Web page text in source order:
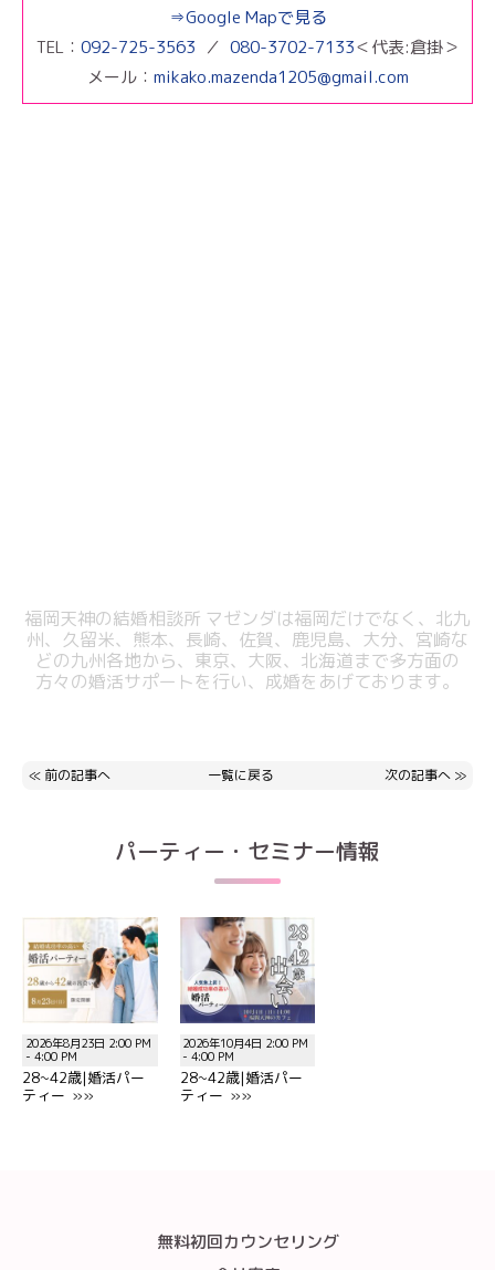
⇒Google Mapで見る
TEL： 092-725-3563 ／ 080-3702-7133＜代表:倉掛＞
メール： mikako.mazenda1205@gmail.com
福岡天神の結婚相談所 マゼンダは福岡だけでなく、北九
州、久留米、熊本、 長崎、佐賀、鹿児島、大分、宮崎な
どの九州各地から、東京、大阪、北海道まで多方面の
方々の婚活サポートを行い、成婚をあげております。
≪ 前の記事へ 一覧に戻る 次の記事へ ≫
パーティー・セミナー情報
2026年8月23日 2:00 PM
- 4:00 PM
28~42歳|婚活パー
ティー »»
2026年10月4日 2:00 PM
- 4:00 PM
28~42歳|婚活パー
ティー »»
無料初回カウンセリング